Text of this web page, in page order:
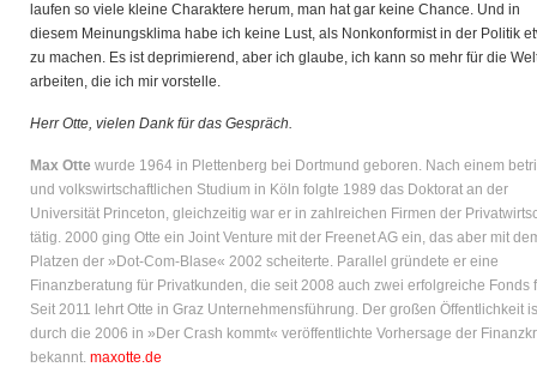
laufen so viele kleine Charaktere herum, man hat gar keine Chance. Und in
diesem Meinungsklima habe ich keine Lust, als Nonkonformist in der Politik
zu machen. Es ist deprimierend, aber ich glaube, ich kann so mehr für die
arbeiten, die ich mir vorstelle.
Herr Otte, vielen Dank für das Gespräch.
Max Otte wurde 1964 in Plettenberg bei Dortmund geboren. Nach einem
und volkswirtschaftlichen Studium in Köln folgte 1989 das Doktorat an der
Universität Princeton, gleichzeitig war er in zahlreichen Firmen der
tätig. 2000 ging Otte ein Joint Venture mit der Freenet AG ein, das aber mit
Platzen der »Dot-Com-Blase« 2002 scheiterte. Parallel gründete er eine
Finanzberatung für Privatkunden, die seit 2008 auch zwei erfolgreiche Fonds
Seit 2011 lehrt Otte in Graz Unternehmensführung. Der großen Öffentlichkeit
durch die 2006 in »Der Crash kommt« veröffentlichte Vorhersage der
bekannt. maxotte.de